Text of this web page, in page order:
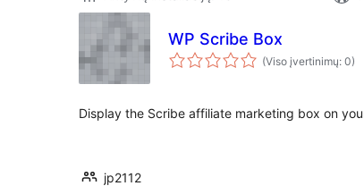
WP Scribe Box
(Viso įvertinimų: 0)
Display the Scribe affiliate marketing box on
jp2112